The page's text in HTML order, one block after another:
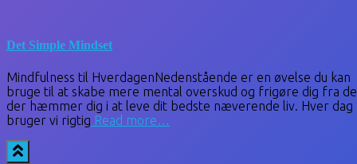
Det Simple Mindset
Mindfulness til HverdagenNedenstående er en øvelse du kan
bruge til at skabe mere mental overskud og frigøre dig fra
der hæmmer dig i at leve dit bedste næverende liv. Hver dag
bruger vi rigtig Read more…